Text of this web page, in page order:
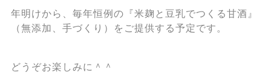
年明けから、毎年恒例の『米麹と豆乳でつくる甘酒』
（無添加、手づくり）をご提供する予定です。
どうぞお楽しみに＾＾